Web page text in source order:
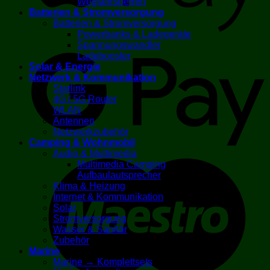
Batterien & Stromversorgung
Batterien & Stromversorgung
Powerbanks & Ladegeräte
Spannungswandler
Ladebooster
Solar & Energie
Netzwerk & Kommunikation
Starlink
4G / 5G Router
WLAN
Antennen
Netzwerkzubehör
Camping & Wohnmobil
Audio & Multimedia
Multimedia Camping
Aufbaulautsprecher
Klima & Heizung
Internet & Kommunikation
Solar
Stromversorgung
Wasser & Sanitär
Zubehör
Marine
Marine → Komplettsets